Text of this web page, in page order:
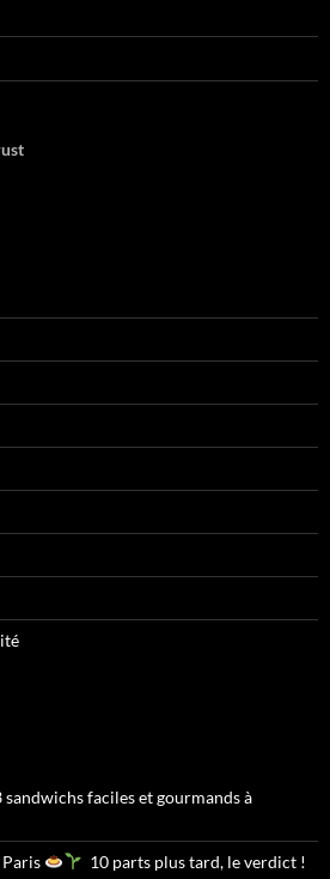
sandwichs faciles et gourmands à
Paris 10 parts plus tard, le verdict !